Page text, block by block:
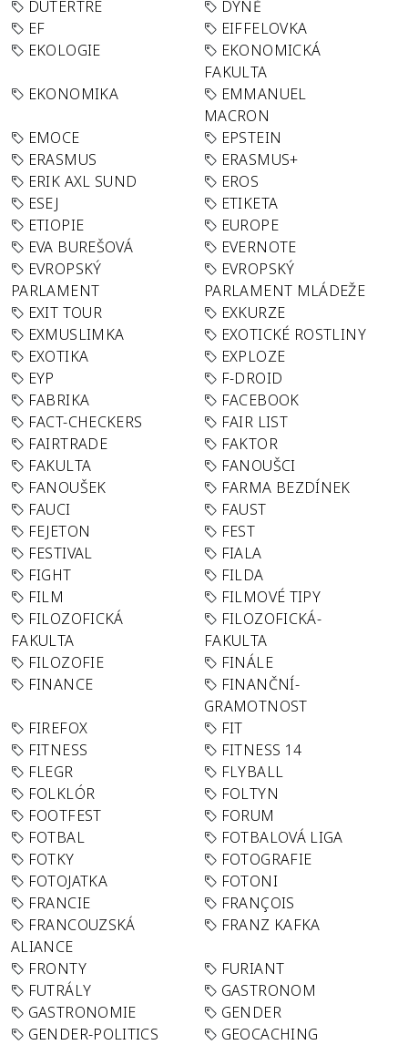
DUTERTRE
DÝNĚ
EF
EIFFELOVKA
EKOLOGIE
EKONOMICKÁ
FAKULTA
EKONOMIKA
EMMANUEL
MACRON
EMOCE
EPSTEIN
ERASMUS
ERASMUS+
ERIK AXL SUND
EROS
ESEJ
ETIKETA
ETIOPIE
EUROPE
EVA BUREŠOVÁ
EVERNOTE
EVROPSKÝ
PARLAMENT
EVROPSKÝ
PARLAMENT MLÁDEŽE
EXIT TOUR
EXKURZE
EXMUSLIMKA
EXOTICKÉ ROSTLINY
EXOTIKA
EXPLOZE
EYP
F-DROID
FABRIKA
FACEBOOK
FACT-CHECKERS
FAIR LIST
FAIRTRADE
FAKTOR
FAKULTA
FANOUŠCI
FANOUŠEK
FARMA BEZDÍNEK
FAUCI
FAUST
FEJETON
FEST
FESTIVAL
FIALA
FIGHT
FILDA
FILM
FILMOVÉ TIPY
FILOZOFICKÁ
FAKULTA
FILOZOFICKÁ-
FAKULTA
FILOZOFIE
FINÁLE
FINANCE
FINANČNÍ-
GRAMOTNOST
FIREFOX
FIT
FITNESS
FITNESS 14
FLEGR
FLYBALL
FOLKLÓR
FOLTYN
FOOTFEST
FORUM
FOTBAL
FOTBALOVÁ LIGA
FOTKY
FOTOGRAFIE
FOTOJATKA
FOTONI
FRANCIE
FRANÇOIS
FRANCOUZSKÁ
ALIANCE
FRANZ KAFKA
FRONTY
FURIANT
FUTRÁLY
GASTRONOM
GASTRONOMIE
GENDER
GENDER-POLITICS
GEOCACHING